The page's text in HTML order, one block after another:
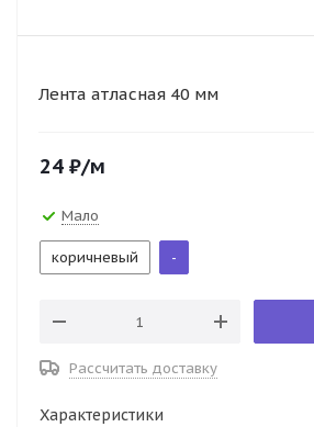
Лента атласная 40 мм
24 ₽/м
Мало
коричневый -
Рассчитать доставку
Характеристики